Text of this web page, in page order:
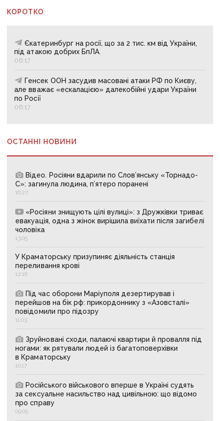
КОРОТКО
Єкатеринбург на росії, що за 2 тис. км від України,
під атакою добрих БпЛА.
06:17
Генсек ООН засудив масовані атаки РФ по Києву,
але вважає «ескалацією» далекобійні удари України
по Росії
06:17
ОСТАННІ НОВИНИ
Відео. Росіяни вдарили по Слов’янську «Торнадо-
С»: загинула людина, п’ятеро поранені
16:27
«Росіяни знищують цілі вулиці»: з Дружківки триває
евакуація, одна з жінок вирішила виїхати після загибелі
чоловіка
13:05
У Краматорську призупиняє діяльність станція
переливання крові
12:16
Під час оборони Маріуполя дезертирував і
перейшов на бік рф: прикордоннику з «Азовсталі»
повідомили про підозру
11:03
Зруйновані сходи, палаючі квартири й провалля під
ногами: як рятували людей із багатоповерхівки
в Краматорську
10:17
Російського військового вперше в Україні судять
за сексуальне насильство над цивільною: що відомо
про справу
09:05